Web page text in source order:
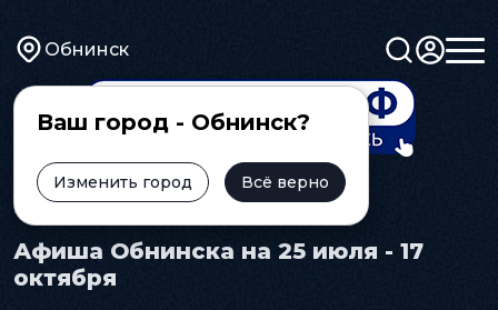
Обнинск
Ваш город - Обнинск?
Изменить город Всё верно
Главная Афиша
Афиша Обнинска на 25 июля - 17
октября